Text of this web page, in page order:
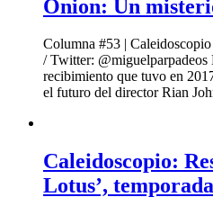
Onion: Un
Columna #53 |
/ Twitter: @miguelparpadeos
recibimiento que tuvo en
el futuro del director Rian
Caleidoscopio:
Lotus’,